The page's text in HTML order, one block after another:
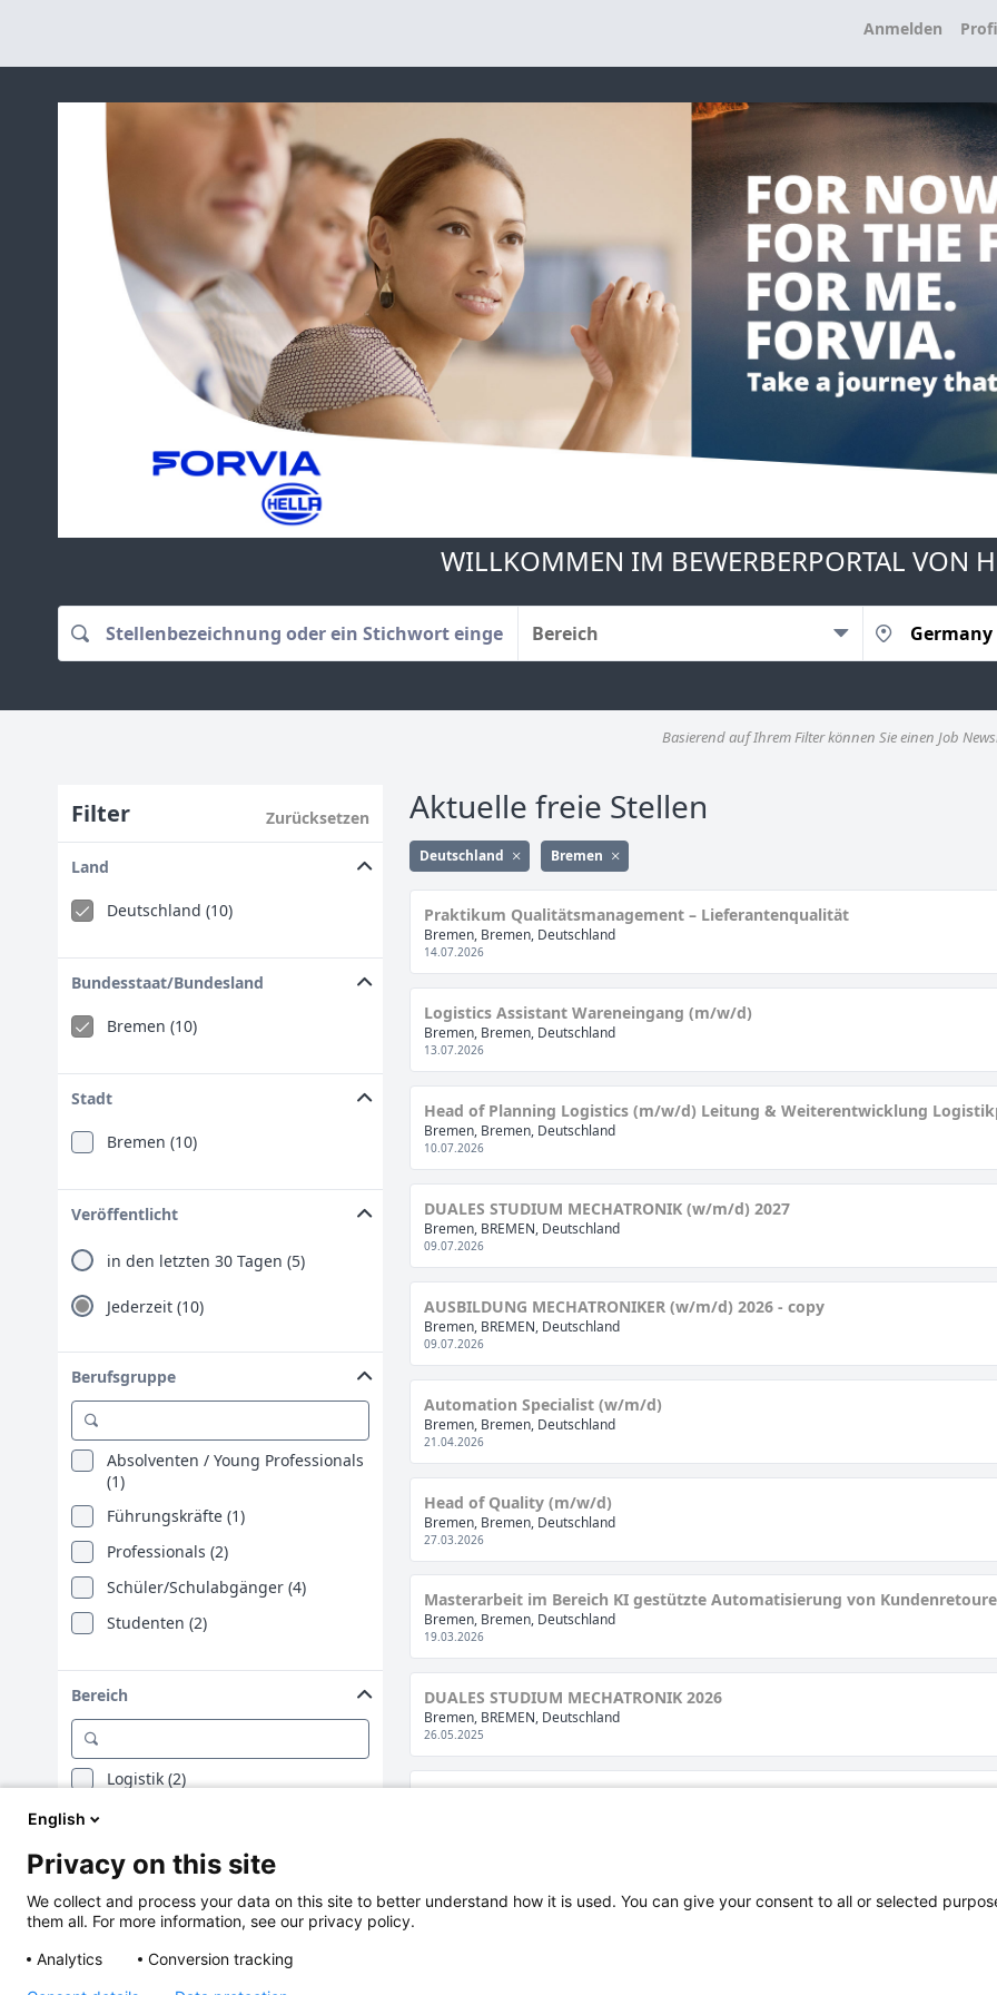
Anmelden
WILLKOMMEN IM BEWERBERPORTAL VON
Bereich
Basierend auf Ihrem Filter können Sie einen Job
Filter Zurücksetzen
Land
Deutschland (10)
Bundesstaat/Bundesland
Bremen (10)
Stadt
Bremen (10)
Veröffentlicht
in den letzten 30 Tagen (5)
Jederzeit (10)
Berufsgruppe
Absolventen / Young Professionals
(1)
Führungskräfte (1)
Professionals (2)
Schüler/Schulabgänger (4)
Studenten (2)
Bereich
Logistik (2)
Sonstige technische Funktionen (2)
Qualität (3)
Aktuelle freie Stellen
Deutschland Bremen
Praktikum Qualitätsmanagement – Lieferantenqualität
Bremen, Bremen, Deutschland
14.07.2026
Logistics Assistant Wareneingang (m/w/d)
Bremen, Bremen, Deutschland
13.07.2026
Head of Planning Logistics (m/w/d) Leitung & Weiterentwicklung
Bremen, Bremen, Deutschland
10.07.2026
DUALES STUDIUM MECHATRONIK (w/m/d) 2027
Bremen, BREMEN, Deutschland
09.07.2026
AUSBILDUNG MECHATRONIKER (w/m/d) 2026 - copy
Bremen, BREMEN, Deutschland
09.07.2026
Automation Specialist (w/m/d)
Bremen, Bremen, Deutschland
21.04.2026
Head of Quality (m/w/d)
Bremen, Bremen, Deutschland
27.03.2026
Masterarbeit im Bereich KI gestützte Automatisierung von
Bremen, Bremen, Deutschland
19.03.2026
DUALES STUDIUM MECHATRONIK 2026
Bremen, BREMEN, Deutschland
26.05.2025
English
Privacy on this site
We collect and process your data on this site to better understand how it is used. You can give your consent to all or selected
them all. For more information, see our privacy policy.
Analytics
Conversion tracking